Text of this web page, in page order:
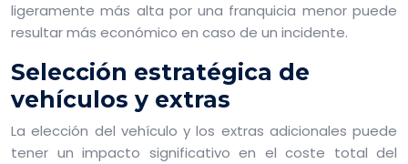
ligeramente más alta por una franquicia menor puede
resultar más económico en caso de un incidente.
Selección estratégica de
vehículos y extras
La elección del vehículo y los extras adicionales puede
tener un impacto significativo en el coste total del